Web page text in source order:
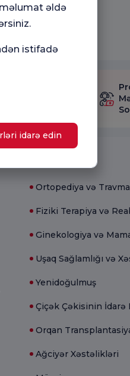
Ortopediya və
Fiziki Terapiya və
Ginekologiya və
Uşaq Sağlamlığı və
Yenidoğulmuş
Çiçək Çəkisinin İdarə
Orqan
Ağciyər Xəstəlikləri
əldə
istifadə
idarə edin